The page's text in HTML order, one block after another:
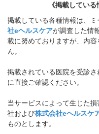
《掲載してい
掲載している各種情報は、
社eヘルスケアが調査した情
載に努めておりますが、内
ん。
掲載されている医院を受診
に直接ご確認ください。
当サービスによって生じた
社および株式会社eヘルスケ
ものとします。